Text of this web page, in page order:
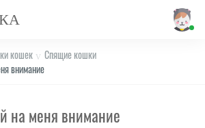
кошек
Спящие кошки
внимание
на меня внимание